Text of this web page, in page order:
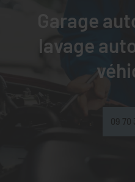
Garage
lavage
09 70